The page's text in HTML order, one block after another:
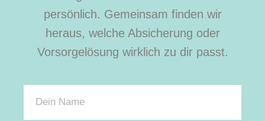
persönlich. Gemeinsam finden wir
heraus, welche Absicherung oder
Vorsorgelösung wirklich zu dir passt.